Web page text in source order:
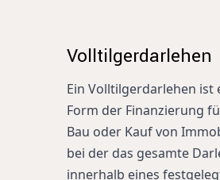
Volltilgerdarlehen
Ein Volltilgerdarlehen ist
Form der Finanzierung
Bau oder Kauf von
bei der das gesamte
innerhalb eines